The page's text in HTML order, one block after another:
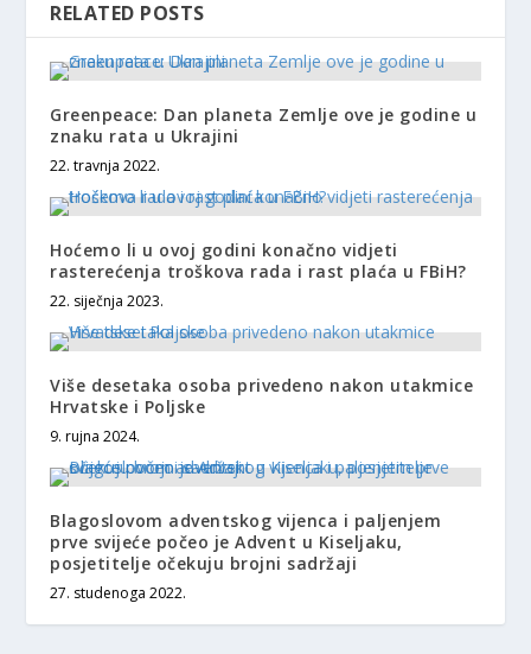
RELATED POSTS
Greenpeace: Dan planeta Zemlje ove je godine u
znaku rata u Ukrajini
22. travnja 2022.
Hoćemo li u ovoj godini konačno vidjeti
rasterećenja troškova rada i rast plaća u FBiH?
22. siječnja 2023.
Više desetaka osoba privedeno nakon utakmice
Hrvatske i Poljske
9. rujna 2024.
Blagoslovom adventskog vijenca i paljenjem
prve svijeće počeo je Advent u Kiseljaku,
posjetitelje očekuju brojni sadržaji
27. studenoga 2022.